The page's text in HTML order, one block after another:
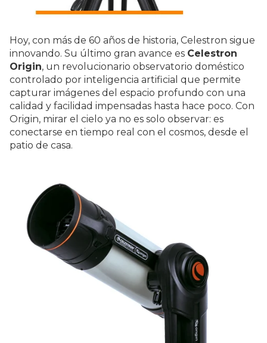
Hoy, con más de 60 años de historia, Celestron sigue
innovando. Su último gran avance es Celestron
Origin, un revolucionario observatorio doméstico
controlado por inteligencia artificial que permite
capturar imágenes del espacio profundo con una
calidad y facilidad impensadas hasta hace poco. Con
Origin, mirar el cielo ya no es solo observar: es
conectarse en tiempo real con el cosmos, desde el
patio de casa.